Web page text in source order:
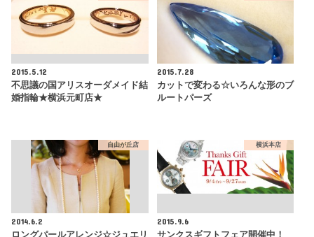
2015.5.12
不思議の国アリスオーダメイド結
婚指輪★横浜元町店★
2015.7.28
カットで変わる☆いろんな形のブ
ルートパーズ
自由が丘店
2014.6.2
横浜本店
2015.9.6